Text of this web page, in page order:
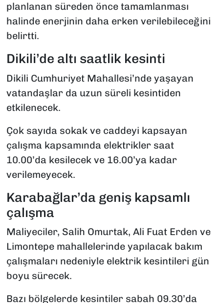
planlanan süreden önce tamamlanması
halinde enerjinin daha erken verilebileceğini
belirtti.
Dikili’de altı saatlik kesinti
Dikili Cumhuriyet Mahallesi’nde yaşayan
vatandaşlar da uzun süreli kesintiden
etkilenecek.
Çok sayıda sokak ve caddeyi kapsayan
çalışma kapsamında elektrikler saat
10.00’da kesilecek ve 16.00’ya kadar
verilemeyecek.
Karabağlar’da geniş kapsamlı
çalışma
Maliyeciler, Salih Omurtak, Ali Fuat Erden ve
Limontepe mahallelerinde yapılacak bakım
çalışmaları nedeniyle elektrik kesintileri gün
boyu sürecek.
Bazı bölgelerde kesintiler sabah 09.30’da